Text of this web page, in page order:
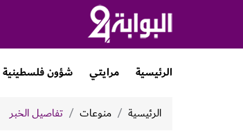
الرئيسية مرايتي شؤون فلسطينية
الرئيسية منوعات تفاصيل الخبر